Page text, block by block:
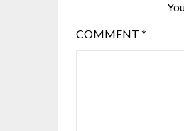
COMMENT *